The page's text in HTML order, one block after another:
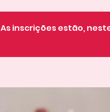
As inscrições estão,